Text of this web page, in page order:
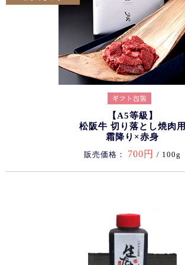
【A5等級】
松阪牛 切り落とし焼肉用
霜降り×赤身
販売価格： 700円 / 100g